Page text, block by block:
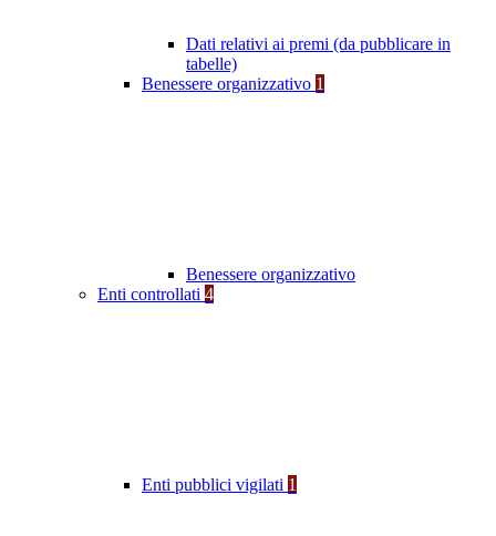
Dati relativi ai premi (da pubblicare in
tabelle)
Benessere organizzativo 1
Benessere organizzativo
Enti controllati 4
Enti pubblici vigilati 1